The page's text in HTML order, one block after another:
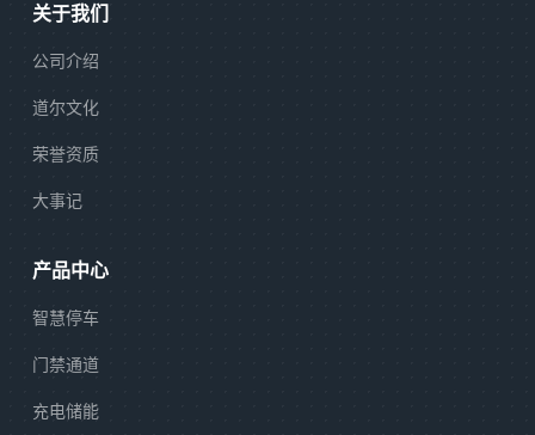
关于我们
公司介绍
道尔文化
荣誉资质
大事记
产品中心
智慧停车
门禁通道
充电储能